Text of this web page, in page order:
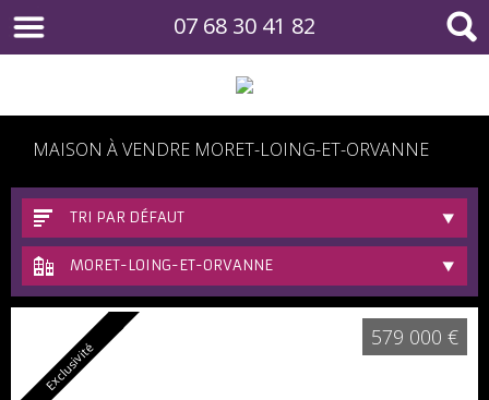
07 68 30 41 82
MAISON À VENDRE MORET-LOING-ET-ORVANNE
TRI PAR DÉFAUT
MORET-LOING-ET-ORVANNE
Exclusivité
579 000 €